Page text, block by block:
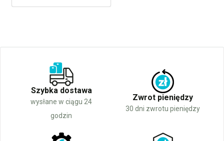
Szybka dostawa
wysłane w ciągu 24
godzin
Zwrot pieniędzy
30 dni zwrotu pieniędzy